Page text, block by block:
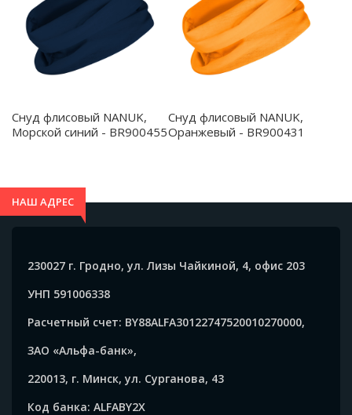
Снуд флисовый NANUK,
Морской синий - BR900455
Снуд флисовый NANUK,
Оранжевый - BR900431
НАШ АДРЕС
230027 г. Гродно, ул. Лизы Чайкиной, 4, офис 203
УНП 591006338
Расчетный счет: BY88ALFA30122747520010270000,
ЗАО «Альфа-банк»,
220013, г. Минск, ул. Сурганова, 43
Код банка: ALFABY2X